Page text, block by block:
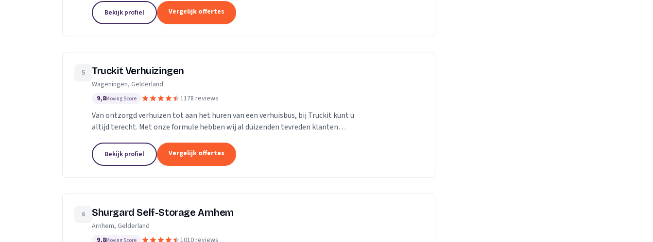
Bekijk profiel Vergelijk offertes
5 Truckit Verhuizingen
Wageningen, Gelderland
9,8Moving Score 1178 reviews
Van ontzorgd verhuizen tot aan het huren van een verhuisbus, bij Truckit kunt u
altijd terecht. Met onze formule hebben wij al duizenden tevreden klanten
Bekijk profiel Vergelijk offertes
6 Shurgard Self-Storage Arnhem
Arnhem, Gelderland
9,8Moving Score 1010 reviews